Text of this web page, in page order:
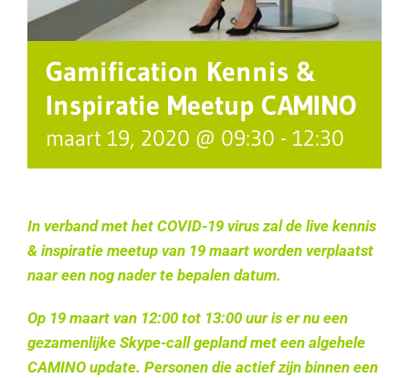
Gamification Kennis &
Inspiratie Meetup CAMINO
maart 19, 2020 @ 09:30 - 12:30
In verband met het COVID-19 virus zal de live kennis
& inspiratie meetup van 19 maart worden verplaatst
naar een nog nader te bepalen datum.
Op 19 maart van 12:00 tot 13:00 uur is er nu een
gezamenlijke Skype-call gepland met een algehele
CAMINO update. Personen die actief zijn binnen een